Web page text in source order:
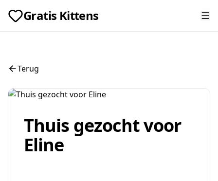
Gratis Kittens
Terug
Thuis gezocht voor
Eline